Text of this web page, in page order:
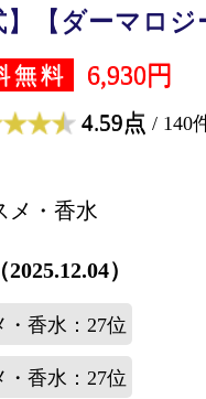
】【ダーマロジ
無料 6,930円
4.59点 / 140
メ・香水
）
・香水：27位
・香水：27位